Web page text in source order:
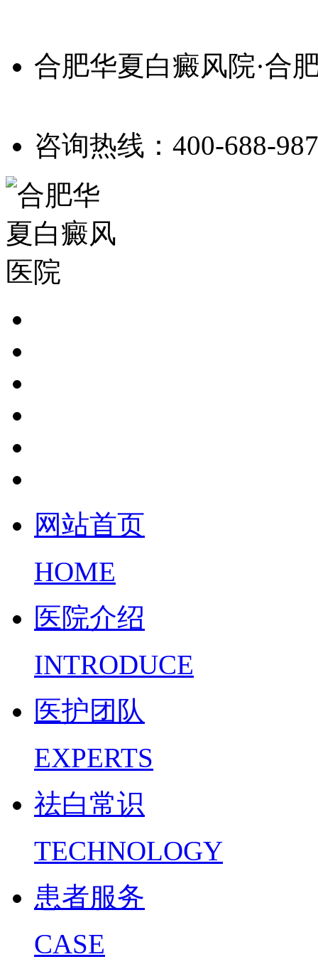
合肥华夏白癜风院·合
咨询热线：400-688-
网站首页
HOME
医院介绍
INTRODUCE
医护团队
EXPERTS
祛白常识
TECHNOLOGY
患者服务
CASE